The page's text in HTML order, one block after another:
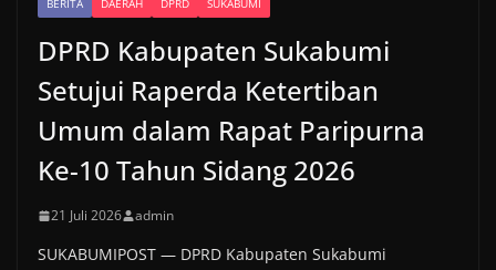
BERITA DAERAH DPRD SUKABUMI
DPRD Kabupaten Sukabumi
Setujui Raperda Ketertiban
Umum dalam Rapat Paripurna
Ke-10 Tahun Sidang 2026
21 Juli 2026 admin
SUKABUMIPOST — DPRD Kabupaten Sukabumi